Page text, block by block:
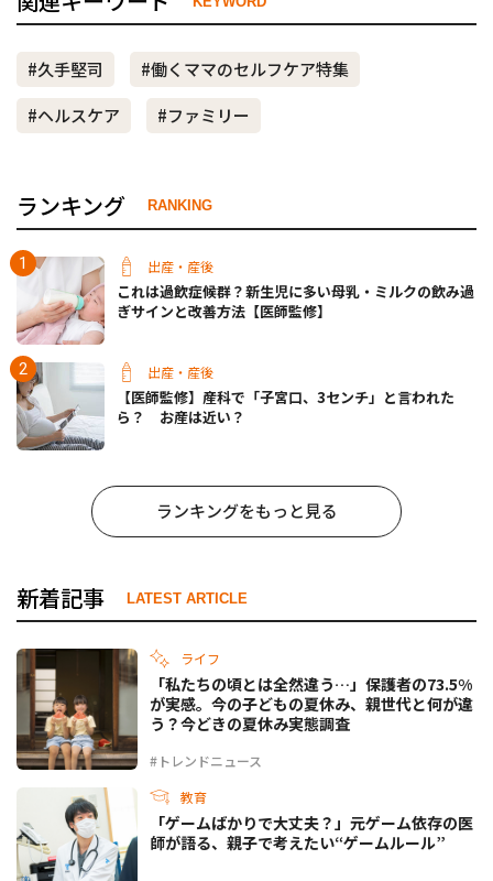
#久手堅司
#働くママのセルフケア特集
#ヘルスケア
#ファミリー
ランキング RANKING
出産・産後
これは過飲症候群？新生児に多い母乳・ミルクの飲み過
ぎサインと改善方法【医師監修】
出産・産後
【医師監修】産科で「子宮口、3センチ」と言われた
ら？ お産は近い？
ランキングをもっと見る
新着記事 LATEST ARTICLE
ライフ
#トレンドニュース
「私たちの頃とは全然違う…」保護者の73.5%
が実感。今の子どもの夏休み、親世代と何が違
う？今どきの夏休み実態調査
教育
「ゲームばかりで大丈夫？」元ゲーム依存の医
師が語る、親子で考えたい“ゲームルール”